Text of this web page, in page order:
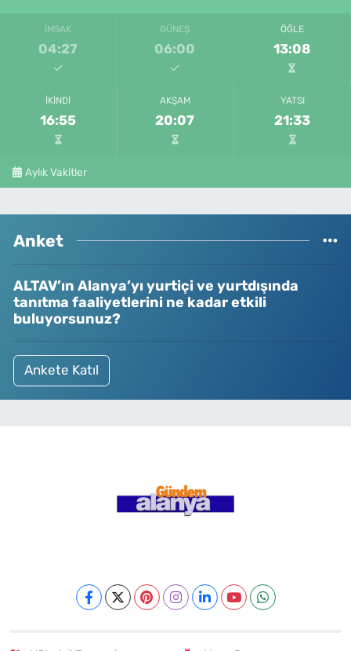
İMSAK
04:27
GÜNEŞ
06:00
ÖĞLE
13:08
İKINDI
16:55
AKŞAM
20:07
YATSI
21:33
Aylık Vakitler
Anket
ALTAV’ın Alanya’yı yurtiçi ve yurtdışında
tanıtma faaliyetlerini ne kadar etkili
buluyorsunuz?
Ankete Katıl